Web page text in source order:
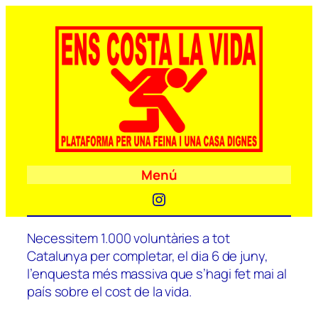
Menú
Instagram
Necessitem 1.000 voluntàries a tot
Catalunya per completar, el dia 6 de juny,
l’enquesta més massiva que s’hagi fet mai al
país sobre el cost de la vida.